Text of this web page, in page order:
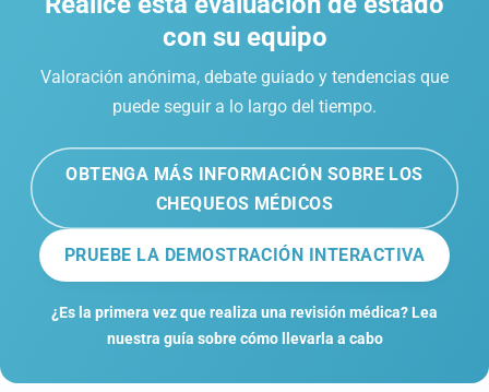
con su equipo
Valoración anónima, debate guiado y tendencias que
puede seguir a lo largo del tiempo.
OBTENGA MÁS INFORMACIÓN SOBRE LOS
CHEQUEOS MÉDICOS
PRUEBE LA DEMOSTRACIÓN INTERACTIVA
¿Es la primera vez que realiza una revisión médica? Lea
nuestra guía sobre cómo llevarla a cabo